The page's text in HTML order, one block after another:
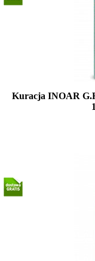
Kuracja INOAR